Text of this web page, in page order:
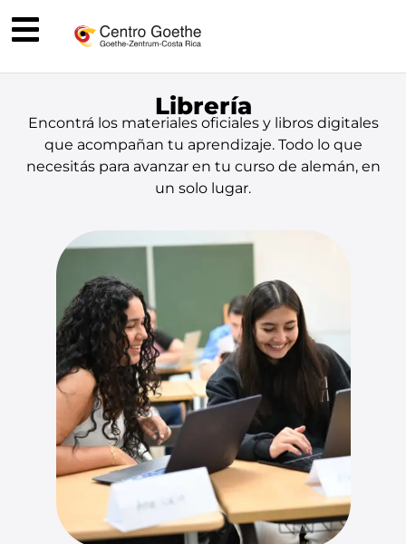
Librería
Encontrá los materiales oficiales y libros digitales
que acompañan tu aprendizaje. Todo lo que
necesitás para avanzar en tu curso de alemán, en
un solo lugar.